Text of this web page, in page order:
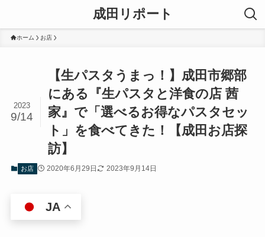
成田リポート
ホーム お店
【生パスタうまっ！】成田市郷部
にある『生パスタと洋食の店 茜
家』で「選べるお得なパスタセッ
ト」を食べてきた！【成田お店探
訪】
2023
9/14
お店 2020年6月29日 2023年9月14日
JA